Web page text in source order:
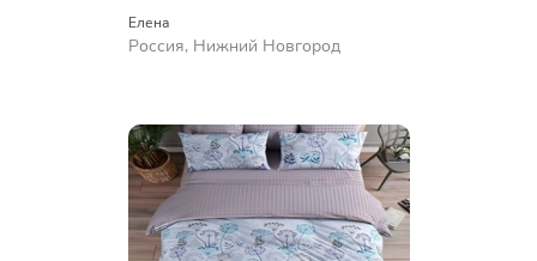
Елена
Россия, Нижний Новгород